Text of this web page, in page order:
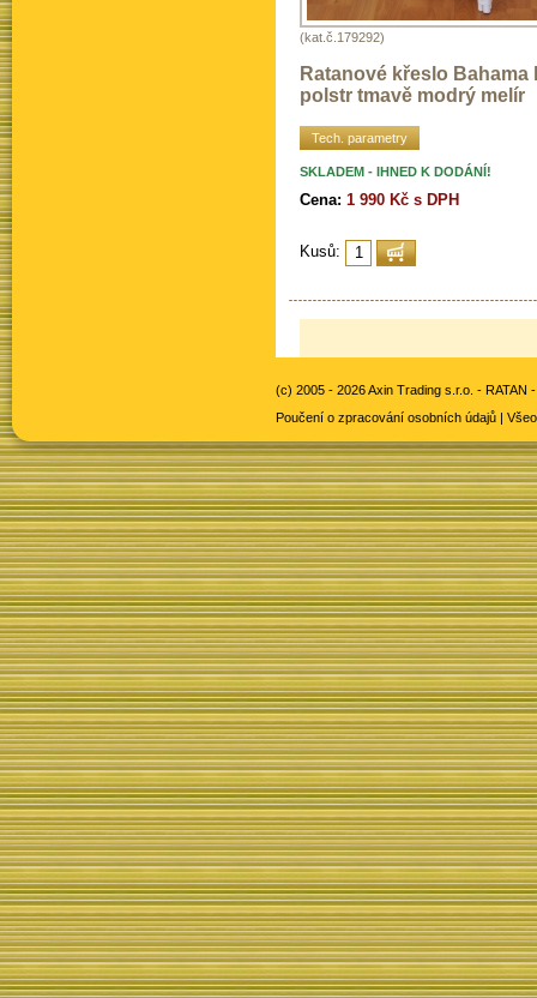
(kat.č.179292)
Ratanové křeslo Bahama
polstr tmavě modrý melír
Tech. parametry
SKLADEM - IHNED K DODÁNÍ!
Cena: 1 990 Kč s DPH
Kusů:
(c) 2005 - 2026 Axin Trading s.r.o. - RATAN
Poučení o zpracování osobních údajů |